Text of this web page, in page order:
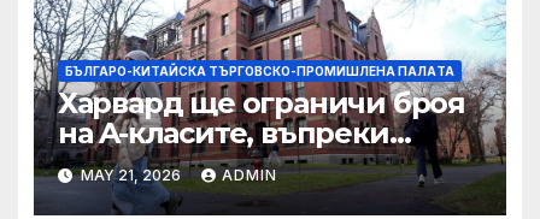
БЪЛГАРО-КИТАЙСКА ТЪРГОВСКО-ПРОМИШЛЕНА ПАЛAТА
Харвард ще ограничи броя
на A-класите, въпреки
силната съпротива на
студентите
MAY 21, 2026 ADMIN